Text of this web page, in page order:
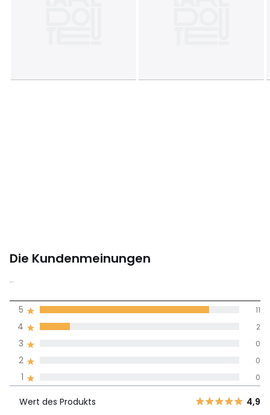
Die Kundenmeinungen
4,8
(13)
4
Wert des
1 0
2 0
3 0
4 2
5 11
Wert des Produkts 4,9